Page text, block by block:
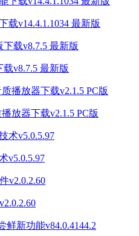
载v14.4.1.1034 最新版
v8.7.5 最新版
放器下载v2.1.5 PC版
v5.0.5.97